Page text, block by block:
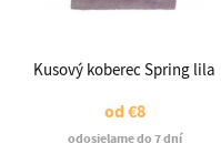
Kusový koberec Spring lila
od€8
odosielame do 7 dní